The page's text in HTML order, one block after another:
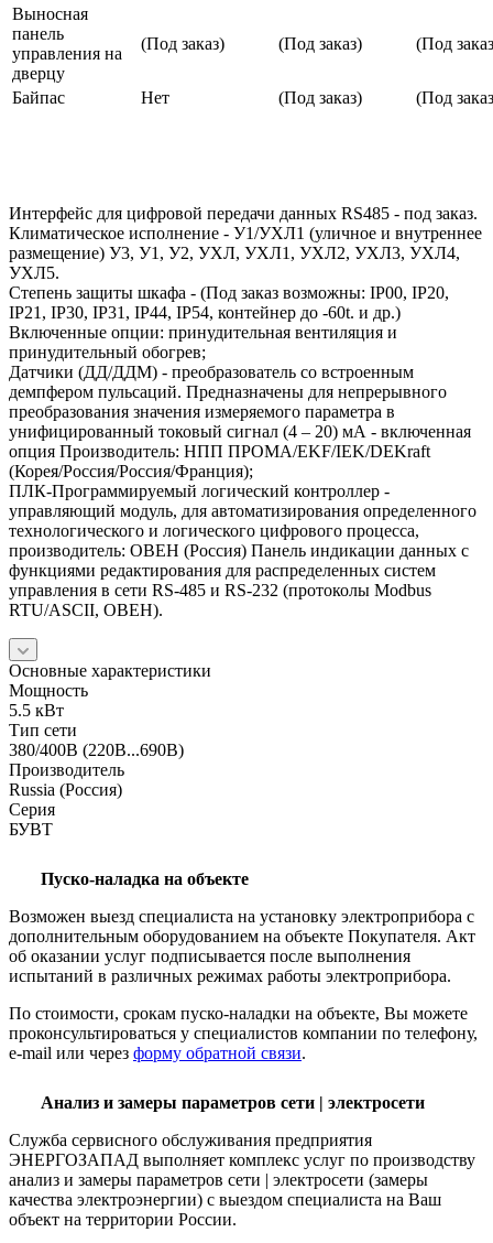
Выносная
панель
управления на
дверцу
(Под заказ) (Под заказ) (Под
Байпас Нет (Под заказ) (Под
Интерфейс для цифровой передачи данных RS485 - под заказ.
Климатическое исполнение - У1/УХЛ1 (уличное и внутреннее
размещение) У3, У1, У2, УХЛ, УХЛ1, УХЛ2, УХЛ3, УХЛ4,
УХЛ5.
Степень защиты шкафа - (Под заказ возможны: IP00, IP20,
IP21, IP30, IP31, IP44, IP54, контейнер до -60t. и др.)
Включенные опции: принудительная вентиляция и
принудительный обогрев;
Датчики (ДД/ДДМ) - преобразователь со встроенным
демпфером пульсаций. Предназначены для непрерывного
преобразования значения измеряемого параметра в
унифицированный токовый сигнал (4 – 20) мА - включенная
опция Производитель: НПП ПРОМА/EKF/IEK/DEKraft
(Корея/Россия/Россия/Франция);
ПЛК-Программируемый логический контроллер -
управляющий модуль, для автоматизирования определенного
технологического и логического цифрового процесса,
производитель: ОВЕН (Россия) Панель индикации данных с
функциями редактирования для распределенных систем
управления в сети RS-485 и RS-232 (протоколы Modbus
RTU/ASCII, ОВЕН).
Основные характеристики
Мощность
5.5 кВт
Тип сети
380/400В (220В...690В)
Производитель
Russia (Россия)
Серия
БУВТ
Пуско-наладка на объекте
Возможен выезд специалиста на установку электроприбора с
дополнительным оборудованием на объекте Покупателя. Акт
об оказании услуг подписывается после выполнения
испытаний в различных режимах работы электроприбора.
По стоимости, срокам пуско-наладки на объекте, Вы можете
проконсультироваться у специалистов компании по телефону,
e-mail или через форму обратной связи.
Анализ и замеры параметров сети | электросети
Служба сервисного обслуживания предприятия
ЭНЕРГОЗАПАД выполняет комплекс услуг по производству
анализ и замеры параметров сети | электросети (замеры
качества электроэнергии) с выездом специалиста на Ваш
объект на территории России.